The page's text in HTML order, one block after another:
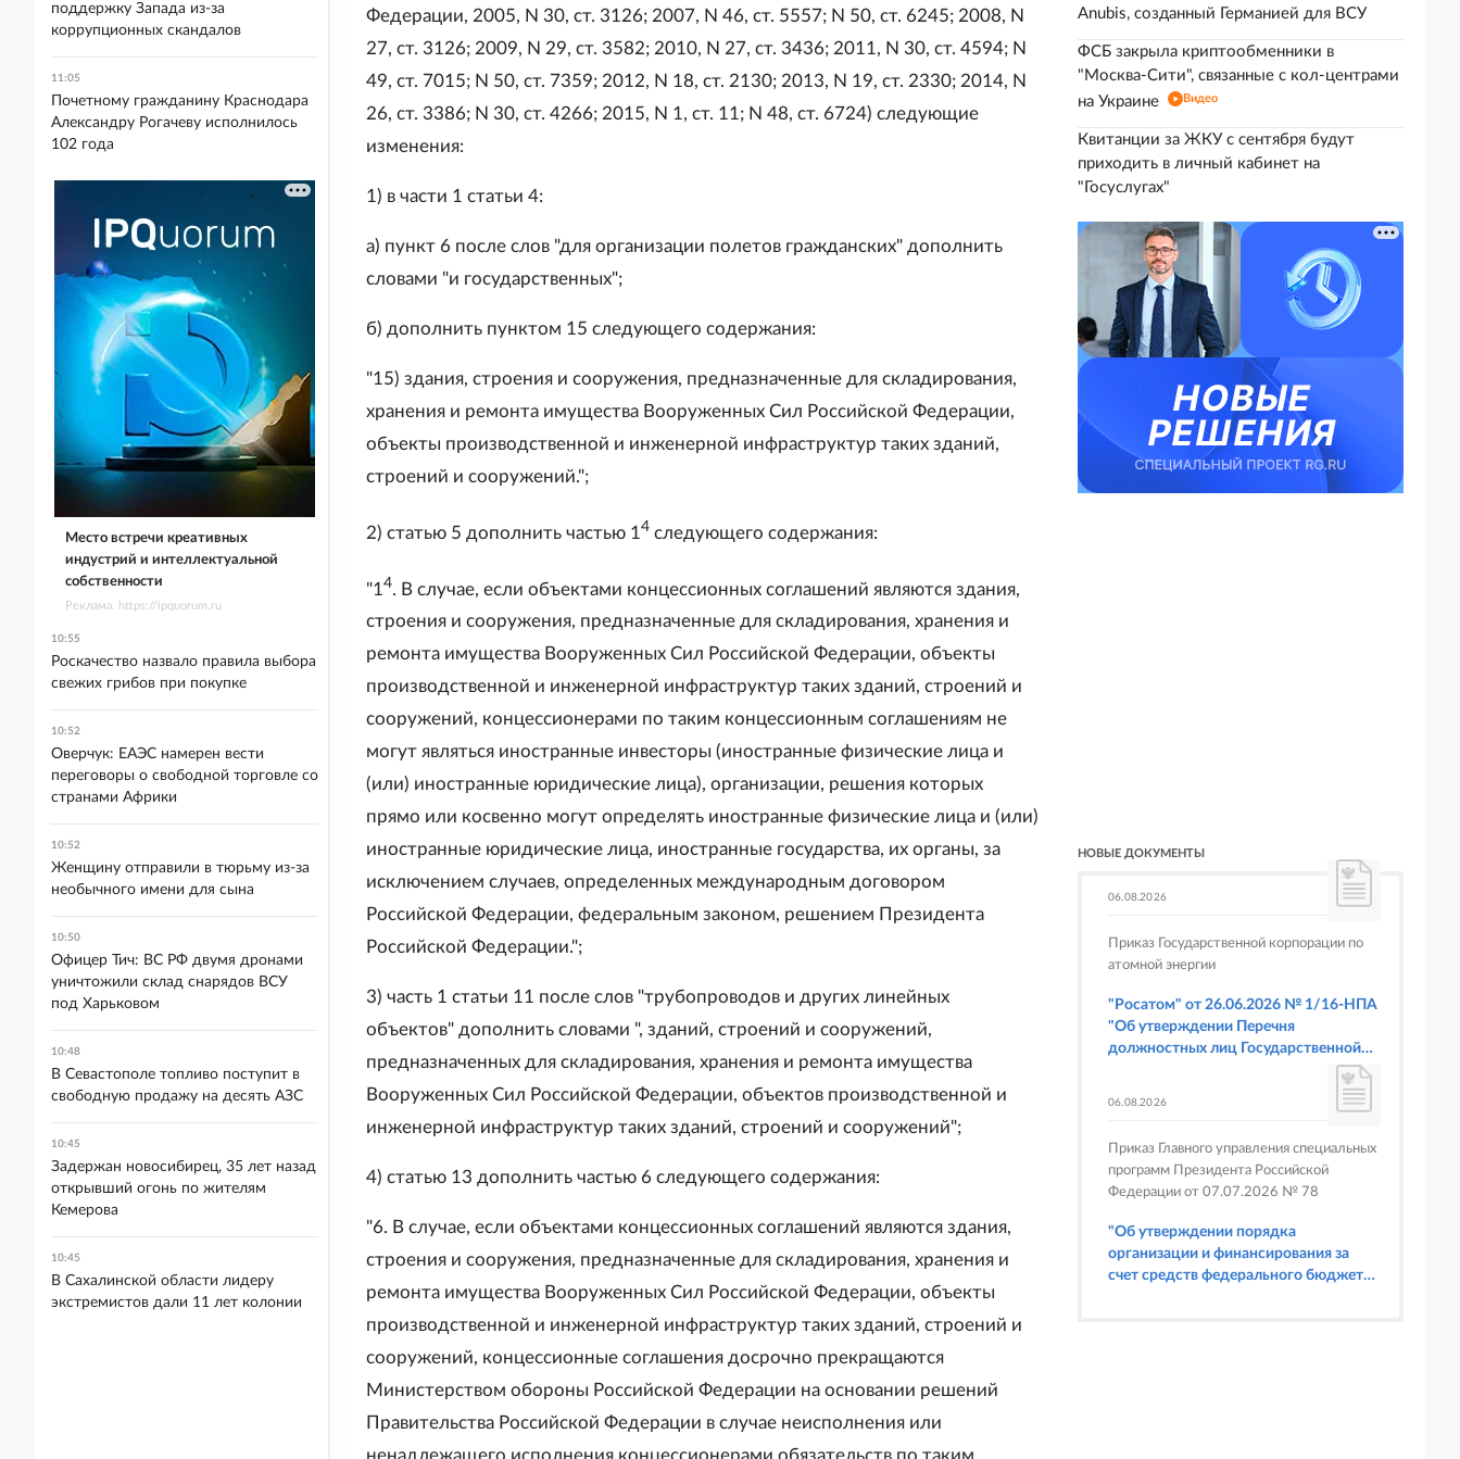
Федерации, 2005, N 30, ст. 3126; 2007, N 46, ст. 5557; N 50, ст. 6245; 2008, N
27, ст. 3126; 2009, N 29, ст. 3582; 2010, N 27, ст. 3436; 2011, N 30, ст. 4594; N
49, ст. 7015; N 50, ст. 7359; 2012, N 18, ст. 2130; 2013, N 19, ст. 2330; 2014, N
26, ст. 3386; N 30, ст. 4266; 2015, N 1, ст. 11; N 48, ст. 6724) следующие
изменения:
1) в части 1 статьи 4:
а) пункт 6 после слов "для организации полетов гражданских" дополнить
словами "и государственных";
б) дополнить пунктом 15 следующего содержания:
"15) здания, строения и сооружения, предназначенные для складирования,
хранения и ремонта имущества Вооруженных Сил Российской Федерации,
объекты производственной и инженерной инфраструктур таких зданий,
строений и сооружений.";
2) статью 5 дополнить частью 14 следующего содержания:
"1 4
. В случае, если объектами концессионных соглашений являются здания,
строения и сооружения, предназначенные для складирования, хранения и
ремонта имущества Вооруженных Сил Российской Федерации, объекты
производственной и инженерной инфраструктур таких зданий, строений и
сооружений, концессионерами по таким концессионным соглашениям не
могут являться иностранные инвесторы (иностранные физические лица и
(или) иностранные юридические лица), организации, решения которых
прямо или косвенно могут определять иностранные физические лица и (или)
иностранные юридические лица, иностранные государства, их органы, за
исключением случаев, определенных международным договором
Российской Федерации, федеральным законом, решением Президента
Российской Федерации.";
3) часть 1 статьи 11 после слов "трубопроводов и других линейных
объектов" дополнить словами ", зданий, строений и сооружений,
предназначенных для складирования, хранения и ремонта имущества
Вооруженных Сил Российской Федерации, объектов производственной и
инженерной инфраструктур таких зданий, строений и сооружений";
4) статью 13 дополнить частью 6 следующего содержания:
"6. В случае, если объектами концессионных соглашений являются здания,
строения и сооружения, предназначенные для складирования, хранения и
ремонта имущества Вооруженных Сил Российской Федерации, объекты
производственной и инженерной инфраструктур таких зданий, строений и
сооружений, концессионные соглашения досрочно прекращаются
Министерством обороны Российской Федерации на основании решений
Правительства Российской Федерации в случае неисполнения или
Anubis, созданный Германией для ВСУ
ФСБ закрыла криптообменники в
"Москва-Сити", связанные с кол-центрами
на Украине
Видео
Квитанции за ЖКУ с сентября будут
приходить в личный кабинет на
"Госуслугах"
НОВЫЕ ДОКУМЕНТЫ
06.08.2026
Приказ Государственной корпорации по
атомной энергии
"Росатом" от 26.06.2026 № 1/16-НПА
"Об утверждении Перечня
должностных лиц Государственной
корпорации по атомной энергии
предусмотренных статьями 6.3, 8.1,
9.4, 9.5 и 9.5.1, частью 3 статьи 9.16,
статьей 14.44, частью 1 статьи 19.4,
статьей 19.4.1, частями 6 и 15 статьи
19.5, статьями 19.6 и 19.7, частью 1
статьи 19.26, статьей 19.33, частями 1,
2, 2.1, 6 и 6.1 статьи 20.4 Кодекса
06.08.2026
Приказ Главного управления специальных
программ Президента Российской
Федерации от 07.07.2026 № 78
"Об утверждении порядка
организации и финансирования за
счет средств федерального бюджета
поддержку Запада из-за
коррупционных скандалов
11:05
Почетному гражданину Краснодара
Александру Рогачеву исполнилось
102 года
Место встречи креативных
индустрий и интеллектуальной
собственности
Реклама. https://ipquorum.ru
10:55
Роскачество назвало правила выбора
свежих грибов при покупке
10:52
Оверчук: ЕАЭС намерен вести
переговоры о свободной торговле со
странами Африки
10:52
Женщину отправили в тюрьму из-за
необычного имени для сына
10:50
Офицер Тич: ВС РФ двумя дронами
уничтожили склад снарядов ВСУ
под Харьковом
10:48
В Севастополе топливо поступит в
свободную продажу на десять АЗС
10:45
Задержан новосибирец, 35 лет назад
открывший огонь по жителям
Кемерова
10:45
В Сахалинской области лидеру
экстремистов дали 11 лет колонии